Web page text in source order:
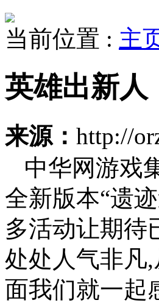
当前位置 : 主
英雄出新人
来源： http://
中华网游戏
全新版本“遗
多活动让期待
处处人气非凡
面我们就一起